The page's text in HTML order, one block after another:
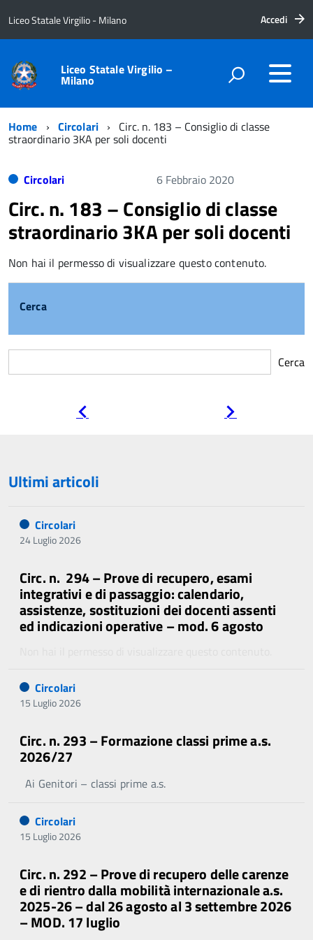
Liceo Statale Virgilio - Milano Accedi
Liceo Statale Virgilio –
Milano
Home Circolari Circ. n. 183 – Consiglio di classe
straordinario 3KA per soli docenti
Circolari 6 Febbraio 2020
Circ. n. 183 – Consiglio di classe
straordinario 3KA per soli docenti
Non hai il permesso di visualizzare questo contenuto.
Cerca
Cerca
Ultimi articoli
Circolari
24 Luglio 2026
Circ. n. 294 – Prove di recupero, esami
integrativi e di passaggio: calendario,
assistenze, sostituzioni dei docenti assenti
ed indicazioni operative – mod. 6 agosto
Circolari
15 Luglio 2026
Circ. n. 293 – Formazione classi prime a.s.
2026/27
Ai Genitori – classi prime a.s.
Circolari
15 Luglio 2026
Circ. n. 292 – Prove di recupero delle carenze
e di rientro dalla mobilità internazionale a.s.
2025-26 – dal 26 agosto al 3 settembre 2026
– MOD. 17 luglio